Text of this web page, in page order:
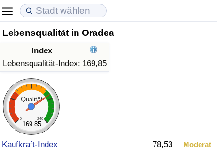
Lebensqualität in Oradea
Index
Lebensqualität-Index: 169,85
Qualität
0 240
169.85
Kaufkraft-Index 78,53 Moderat
Lebenshaltungskosten
Lebenshaltungskosten-Index (aktuell)
Lebenshaltungskosten-Index
Lebenshaltungskosten-Index nach Land
in Akaba
Immobilienpreise
Immobilienpreis-Index (aktuell)
Immobilienpreis-Index
Immobilienpreis-Index nach Land
Lebensqualität
Lebensqualität-Index
Lebensqualität-Index (aktuell)
Lebensqualitätsindex nach Land
Kriminalität